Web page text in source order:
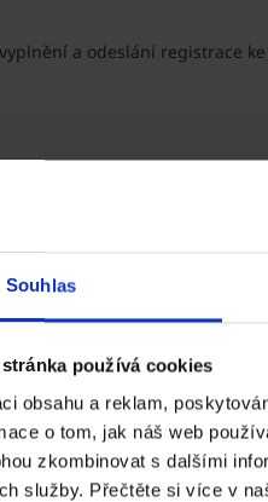
Souhlas
používá cookies
obsahu a reklam,
o tom, jak náš web
zkombinovat s dalšími
služby. Přečtěte si více v
a odeslání registrace ke